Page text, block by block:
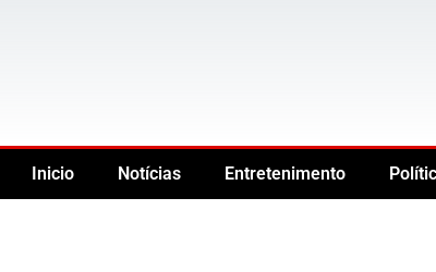
Inicio Notícias Entretenimento